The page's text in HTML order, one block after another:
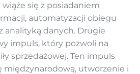
się z posiadaniem
automatyzacji obiegu
analityką danych. Drugie
impuls, który pozwoli na
sprzedażowej. Ten impuls
międzynarodową, utworzenie i